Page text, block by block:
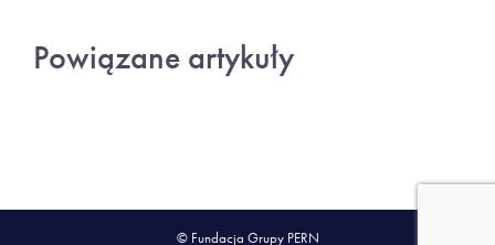
Powiązane artykuły
© Fundacja Grupy PERN